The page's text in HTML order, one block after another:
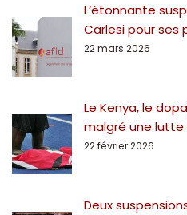
L’étonnante
Carlesi pour
22 mars 2026
Le Kenya, le
malgré une lutte
22 février 2026
Deux